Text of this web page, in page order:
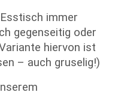
immer
gegenseitig oder
hiervon ist
– auch gruselig!)